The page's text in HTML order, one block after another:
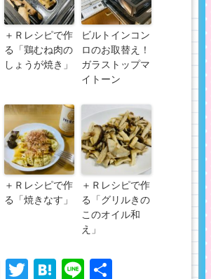
＋Ｒレシピで作
る「鶏むね肉の
しょうが焼き」
ビルトインコン
ロのお取替え！
ガラストップマ
イトーン
＋Ｒレシピで作
る「焼きなす」
＋Ｒレシピで作
る「グリルきの
このオイル和
え」
Twitter
Hatena
Line